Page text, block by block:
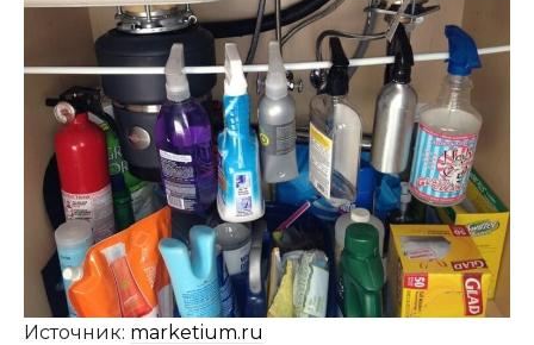
Источник: marketium.ru